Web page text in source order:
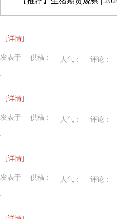
[详情]
发表于 供稿： 人气： 评论：
[详情]
发表于 供稿： 人气： 评论：
[详情]
发表于 供稿： 人气： 评论：